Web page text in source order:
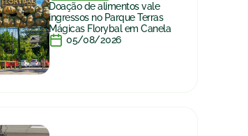
Doação de alimentos vale
ingressos no Parque Terras
Mágicas Florybal em Canela
05/08/2026